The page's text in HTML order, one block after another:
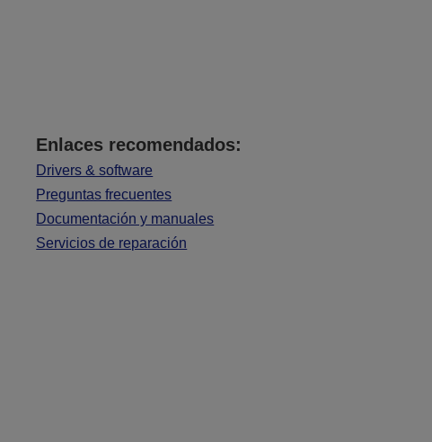
Enlaces recomendados:
Drivers & software
Preguntas frecuentes
Documentación y manuales
Servicios de reparación